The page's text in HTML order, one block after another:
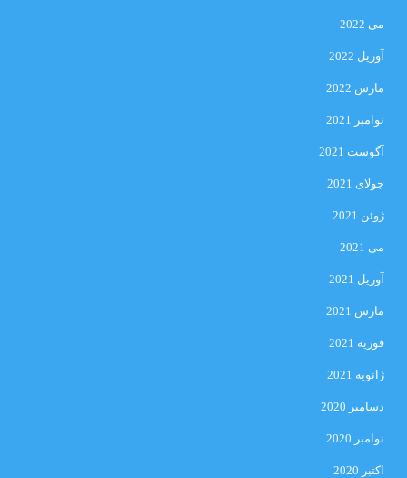
می 2022
آوریل 2022
مارس 2022
نوامبر 2021
آگوست 2021
جولای 2021
ژوئن 2021
می 2021
آوریل 2021
مارس 2021
فوریه 2021
ژانویه 2021
دسامبر 2020
نوامبر 2020
اکتبر 2020